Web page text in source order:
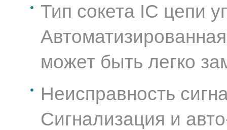
Тип сокета IC цепи
может быть легко
Неисправность
Сигнализация и